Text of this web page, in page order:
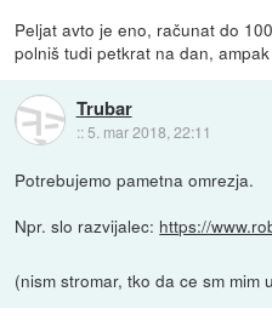
Peljat avto je eno, računat do
polniš tudi petkrat na dan,
Trubar
:: 5. mar 2018, 22:11
Potrebujemo pametna omrezja.
Npr. slo razvijalec: https://
(nism stromar, tko da ce sm mim